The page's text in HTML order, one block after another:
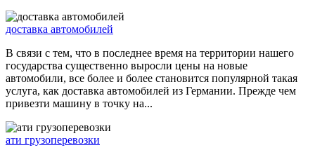
доставка автомобилей
В связи с тем, что в последнее время на территории нашего
государства существенно выросли цены на новые
автомобили, все более и более становится популярной такая
услуга, как доставка автомобилей из Германии. Прежде чем
привезти машину в точку на...
ати грузоперевозки